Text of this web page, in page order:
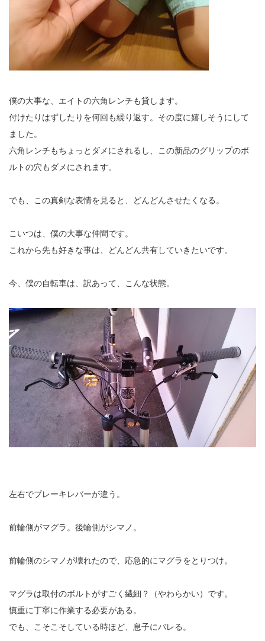
僕の大事な、エイトの六角レンチも貸します。
付けたりはずしたりを何回も繰り返す。その度に嬉しそうにして
ました。
六角レンチもちょっとダメにされるし、この新品のグリップのボ
ルトの穴もダメにされます。
でも、この真剣な表情を見ると、どんどんさせたくなる。
こいつは、僕の大事な仲間です。
これから先も好きな事は、どんどん共有していきたいです。
今、僕の自転車は、訳あって、こんな状態。
左右でブレーキレバーが違う。
前輪側がマグラ。後輪側がシマノ。
前輪側のシマノが壊れたので、応急的にマグラをとりつけ。
マグラは取付のボルトがすごく繊細？（やわらかい）です。
慎重に丁寧に作業する必要がある。
でも、こそこそしている時ほど、息子にバレる。